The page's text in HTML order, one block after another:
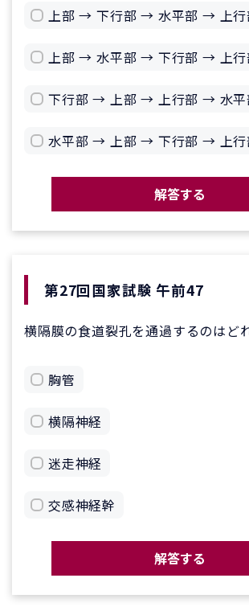
上部 → 下行部 → 水平部 → 上行
上部 → 水平部 → 下行部 → 上行
下行部 → 上部 → 上行部 → 水平
水平部 → 上部 → 下行部 → 上行
解答する
第27回国家試験 午前47
横隔膜の食道裂孔を通過するのはど
胸管
横隔神経
迷走神経
交感神経幹
解答する